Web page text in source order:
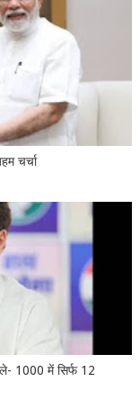
चर्चा
1000 में सिर्फ 12